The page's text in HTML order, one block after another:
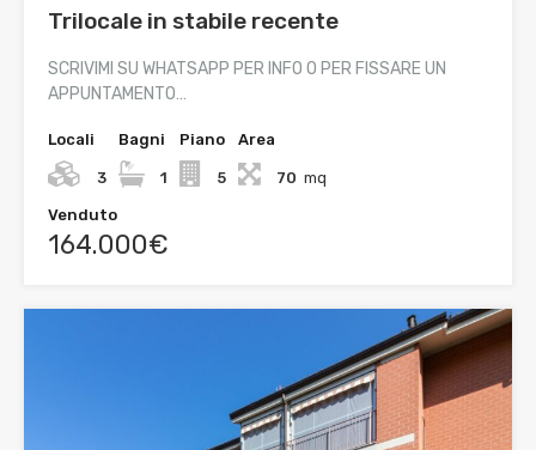
Trilocale in stabile recente
SCRIVIMI SU WHATSAPP PER INFO O PER FISSARE UN
APPUNTAMENTO…
Locali
3
Bagni
1
Piano
5
Area
70 mq
Venduto
164.000€